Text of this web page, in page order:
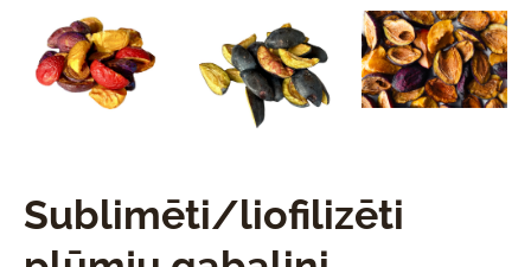
Sublimēti/liofilizēti